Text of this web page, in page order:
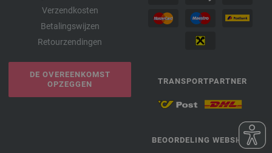
Verzendkosten
Betalingswijzen
Retourzendingen
DE OVEREENKOMST
OPZEGGEN
TRANSPORTPARTNER
BEOORDELING WEBSHOP